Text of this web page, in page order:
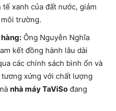
xanh của đất nước, giảm
trường.
Ông Nguyễn Nghĩa
kết đồng hành lâu dài
các chính sách bình ổn và
xứng với chất lượng
nhà máy TaViSo đang